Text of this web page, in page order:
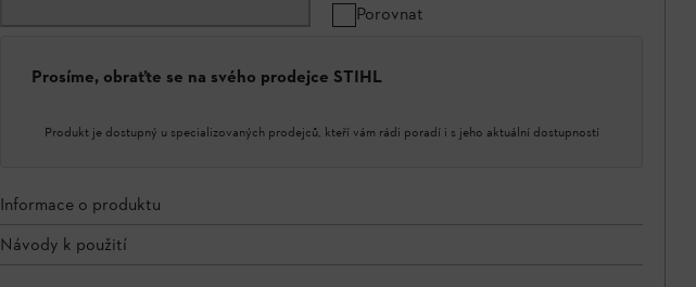
Porovnat
Prosíme, obraťte se na svého prodejce STIHL
Produkt je dostupný u specializovaných prodejců, kteří vám rádi poradí i s jeho aktuální dostupností
Informace o produktu
Návody k použití